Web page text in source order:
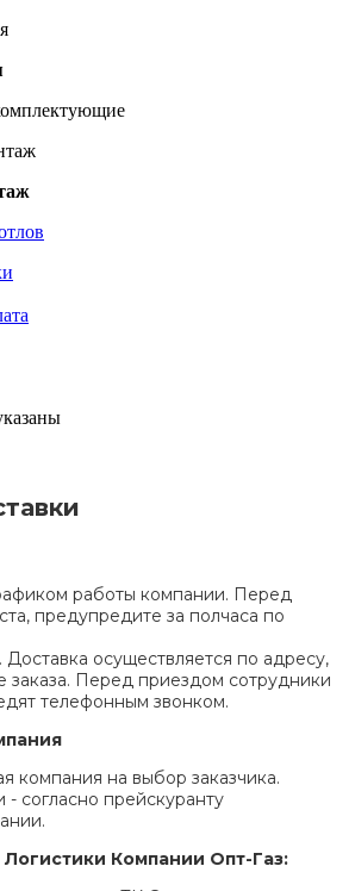
работы компании. Перед
предупредите за полчаса по
Доставка осуществляется по адресу,
заказа. Перед приездом сотрудники
телефонным звонком.
компания на выбор заказчика.
- согласно прейскуранту
Компании Опт-Газ: